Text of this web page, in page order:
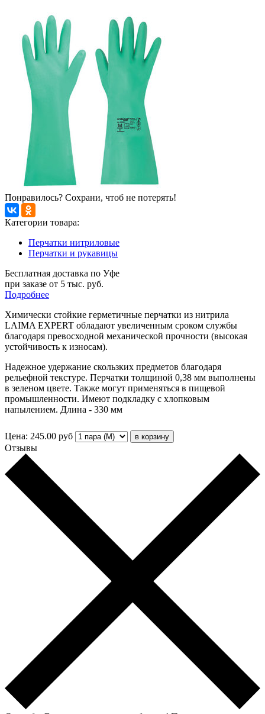
Понравилось? Сохрани, чтоб не потерять!
Категории товара:
Перчатки нитриловые
Перчатки и рукавицы
Бесплатная доставка по Уфе
при заказе от 5 тыс. руб.
Подробнее
Химически стойкие герметичные перчатки из нитрила
LAIMA EXPERT обладают увеличенным сроком службы
благодаря превосходной механической прочности (высокая
устойчивость к износам).
Надежное удержание скользких предметов благодаря
рельефной текстуре. Перчатки толщиной 0,38 мм выполнены
в зеленом цвете. Также могут применяться в пищевой
промышленности. Имеют подкладку с хлопковым
напылением. Длина - 330 мм
Цена: 245.00 руб
Отзывы